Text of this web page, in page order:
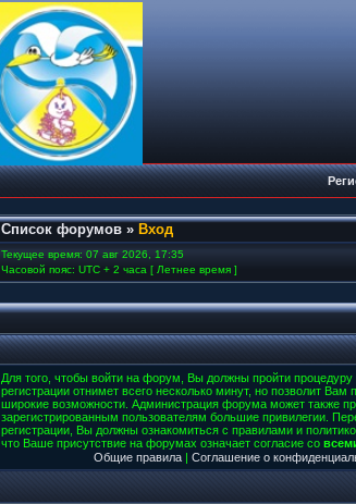
Список форумов » Вход
Текущее время: 07 авг 2026, 17:35
Часовой пояс: UTC + 2 часа [ Летнее время ]
Для того, чтобы войти на форум, Вы должны пройти процедуру
регистрации отнимет всего несколько минут, но позволит Вам
широкие возможности. Администрация форума может также
зарегистрированным пользователям большие привилегии.
регистрации, Вы должны ознакомиться с правилами и
что Ваше присутствие на форумах означает согласие со
Общие правила| Соглашение о